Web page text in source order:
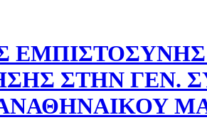
ΣΤΗΝ ΓΕΝ.